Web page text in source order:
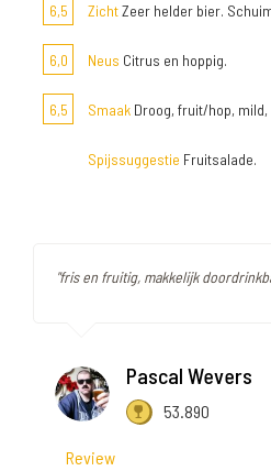
6,5
ZichtZeer helder bier.
6,0 Neus Citrus en hoppig.
6,5 Smaak Droog, fruit/hop,
Spijssuggestie Fruitsalade.
"fris en fruitig, makkelijk
Pascal Wevers
53.890
Review